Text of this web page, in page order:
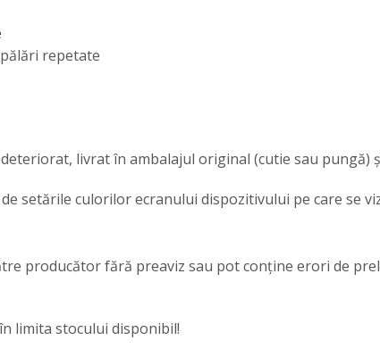
repetate
livrat în ambalajul original (cutie sau pungă)
setările culorilor ecranului dispozitivului pe care se
producător fără preaviz sau pot conține erori de
limita stocului disponibil!